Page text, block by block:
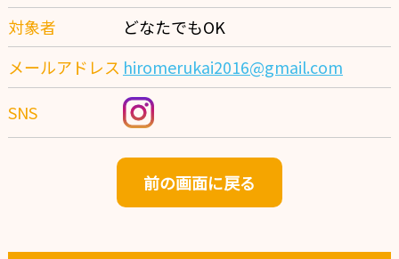
対象者
どなたでもOK
メールアドレス hiromerukai2016@gmail.com
SNS
前の画面に戻る